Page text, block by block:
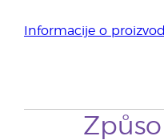
Informacije o